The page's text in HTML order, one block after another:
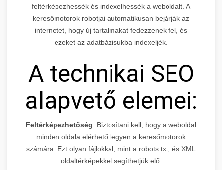
feltérképezhessék és indexelhessék a weboldalt. A
keresőmotorok robotjai automatikusan bejárják az
internetet, hogy új tartalmakat fedezzenek fel, és
ezeket az adatbázisukba indexeljék.
A technikai SEO
alapvető elemei:
Feltérképezhetőség: Biztosítani kell, hogy a weboldal
minden oldala elérhető legyen a keresőmotorok
számára. Ezt olyan fájlokkal, mint a robots.txt, és XML
oldaltérképekkel segíthetjük elő.